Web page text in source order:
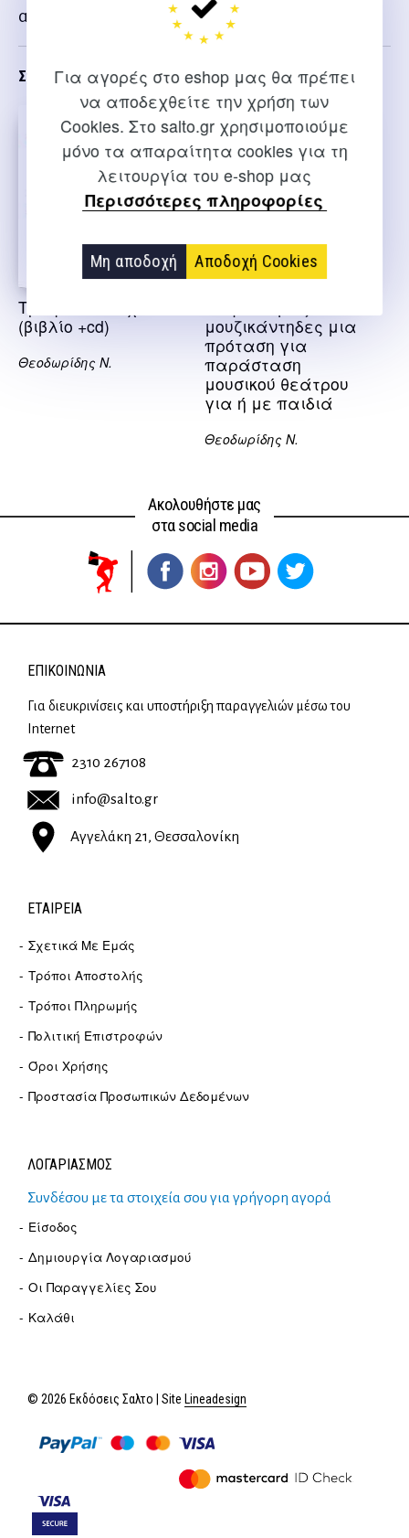
Για αγορές στο eshop μας θα πρέπει
να αποδεχθείτε την χρήση των
Cookies. Στο salto.gr χρησιμοποιούμε
μόνο τα απαραίτητα cookies για τη
λειτουργία του e-shop μας
Περισσότερες πληροφορίες
Μη αποδοχή Αποδοχή Cookies
από μια περιήγηση στις μουσικές του κόσμου.
Σχετικα
Τραγουδοπαιχνίδια
(βιβλίο +cd)
Θεοδωρίδης Ν.
μουζικάντηδες μια
πρόταση για
παράσταση
μουσικού θεάτρου
για ή με παιδιά
Θεοδωρίδης Ν.
Ακολουθήστε μας
στα social media
ΕΠΙΚΟΙΝΩΝΊΑ
Για διευκρινίσεις και υποστήριξη παραγγελιών μέσω του
Internet
2310 267108
info@salto.gr
Αγγελάκη 21, Θεσσαλονίκη
ΕΤΑΙΡΕΊΑ
Σχετικά Με Εμάς
Τρόποι Αποστολής
Τρόποι Πληρωμής
Πολιτική Επιστροφών
Όροι Χρήσης
Προστασία Προσωπικών Δεδομένων
ΛΟΓΑΡΙΑΣΜΟΣ
Συνδέσου με τα στοιχεία σου για γρήγορη αγορά
Είσοδος
Δημιουργία Λογαριασμού
Οι Παραγγελίες Σου
Καλάθι
© 2026 Εκδόσεις Σαλτο | Site Lineadesign